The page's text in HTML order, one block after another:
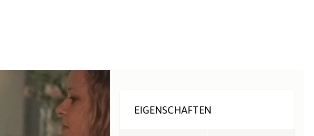
EIGENSCHAFTEN